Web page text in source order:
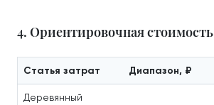
4. Ориентировочная стоимость
Статья затрат Диапазон, ₽
Деревянный